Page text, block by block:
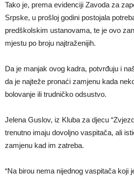
Tako je, prema evidenciji Zavoda za
Srpske, u prošloj godini postojala
predškolskim ustanovama, te je ovo
mjestu po broju najtraženijih.
Da je manjak ovog kadra, potvrđuju i
da je najteže pronaći zamjenu kada
bolovanje ili trudničko odsustvo.
Jelena Guslov, iz Kluba za djecu
trenutno imaju dovoljno vaspitača, ali
zamjenu kad im zatreba.
“Na birou nema nijednog vaspitača koji